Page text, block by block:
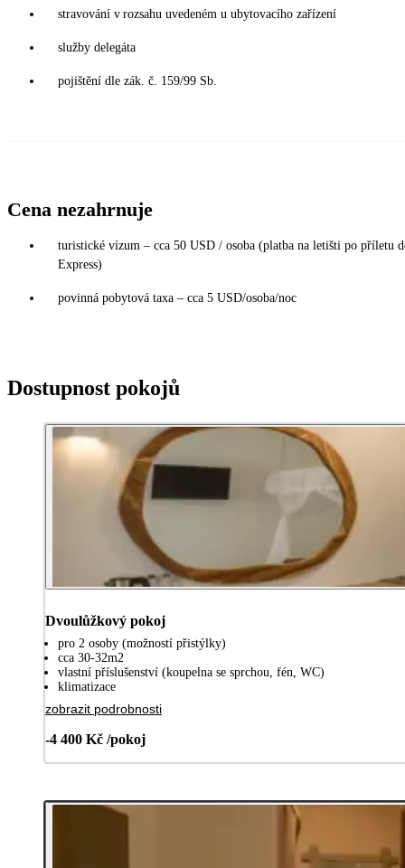
stravování v rozsahu uvedeném u ubytovacího zařízení
služby delegáta
pojištění dle zák. č. 159/99 Sb.
Cena nezahrnuje
turistické vízum – cca 50 USD / osoba (platba na letišti po příletu
Express)
povinná pobytová taxa – cca 5 USD/osoba/noc
Dostupnost pokojů
Dvoulůžkový pokoj
pro 2 osoby (možností přistýlky)
cca 30-32m2
vlastní příslušenství (koupelna se sprchou, fén, WC)
klimatizace
zobrazit podrobnosti
-4 400 Kč /pokoj